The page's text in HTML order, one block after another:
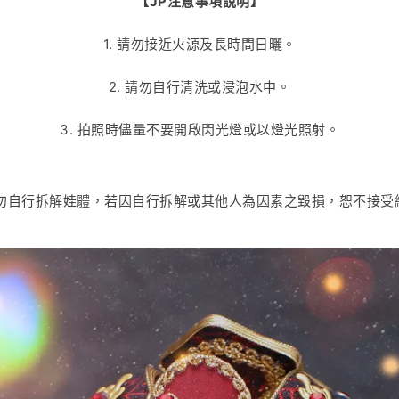
1. 請勿接近火源及長時間日曬。
2. 請勿自行清洗或浸泡水中。
3. 拍照時儘量不要開啟閃光燈或以燈光照射。
自行拆解娃體，若因自行拆解或其他人為因素之毀損，恕不接受